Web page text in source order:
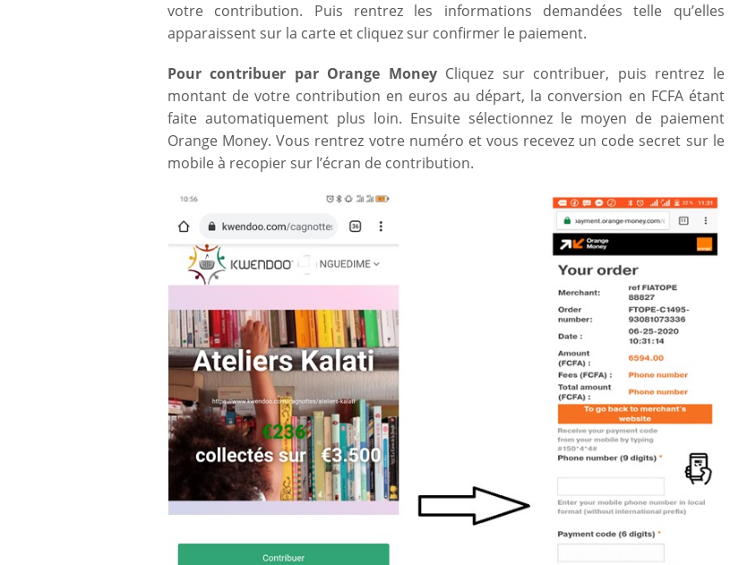
votre contribution. Puis rentrez les informations demandées telle qu’elles
apparaissent sur la carte et cliquez sur confirmer le paiement.
Pour contribuer par Orange MoneyCliquez sur contribuer, puis rentrez le
montant de votre contribution en euros au départ, la conversion en FCFA étant
faite automatiquement plus loin. Ensuite sélectionnez le moyen de paiement
Orange Money. Vous rentrez votre numéro et vous recevez un code secret sur le
mobile à recopier sur l’écran de contribution.